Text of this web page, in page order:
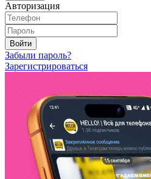
Авторизация
Войти
Забыли пароль?
Зарегистрироваться